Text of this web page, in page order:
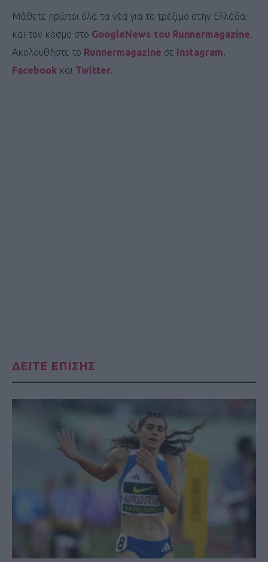
Μάθετε πρώτοι όλα τα νέα για το τρέξιμο στην Ελλάδα
και τον κόσμο στο GoogleNews του Runnermagazine.
Ακολουθήστε το Runnermagazine σε Instagram,
Facebook και Twitter.
ΔΕΙΤΕ ΕΠΙΣΗΣ